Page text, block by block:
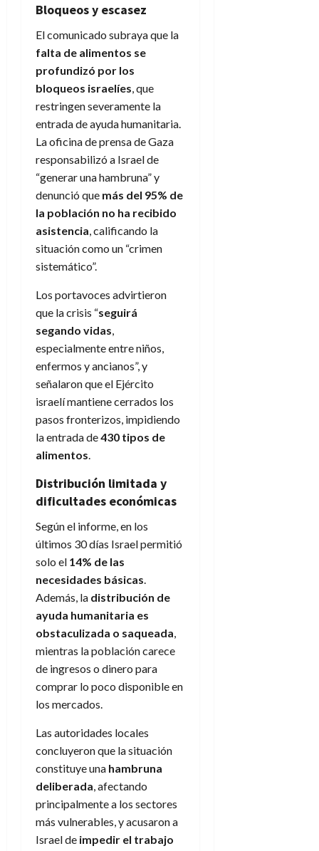
Bloqueos y escasez
El comunicado subraya que la
falta de alimentos se
profundizó por los
bloqueos israelíes, que
restringen severamente la
entrada de ayuda humanitaria.
La oficina de prensa de Gaza
responsabilizó a Israel de
“generar una hambruna” y
denunció que más del 95% de
la población no ha recibido
asistencia, calificando la
situación como un “crimen
sistemático”.
Los portavoces advirtieron
que la crisis “seguirá
segando vidas,
especialmente entre niños,
enfermos y ancianos”, y
señalaron que el Ejército
israelí mantiene cerrados los
pasos fronterizos, impidiendo
la entrada de430 tipos de
alimentos.
Distribución limitada y
dificultades económicas
Según el informe, en los
últimos 30 días Israel permitió
solo el 14% de las
necesidades básicas.
Además, la distribución de
ayuda humanitaria es
obstaculizada o saqueada,
mientras la población carece
de ingresos o dinero para
comprar lo poco disponible en
los mercados.
Las autoridades locales
concluyeron que la situación
constituye una hambruna
deliberada, afectando
principalmente a los sectores
más vulnerables, y acusaron a
Israel de impedir el trabajo